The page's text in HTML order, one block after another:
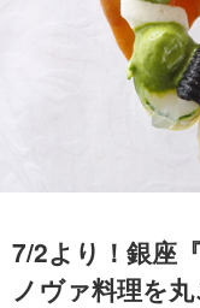
7/2より！銀座
ノヴァ料理を